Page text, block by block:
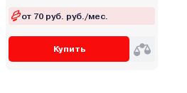
от 70 руб. руб./мес.
Купить